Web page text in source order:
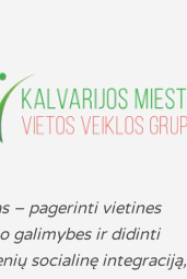
– pagerinti vietines
galimybes ir didinti
socialinę integraciją,